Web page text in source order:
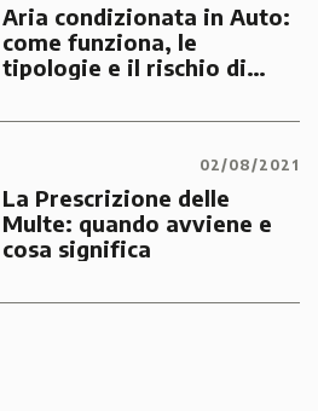
Aria condizionata in Auto:
come funziona, le
tipologie e il rischio di
02/08/2021
La Prescrizione delle
Multe: quando avviene e
cosa significa